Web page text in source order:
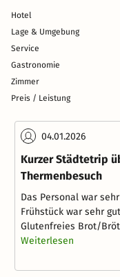
Hotel
Lage & Umgebung
Service
Gastronomie
Zimmer
Preis / Leistung
04.01.2026
Kurzer Städtetrip
Thermenbesuch
Das Personal war
Frühstück war sehr
Glutenfreies Brot/
Weiterlesen